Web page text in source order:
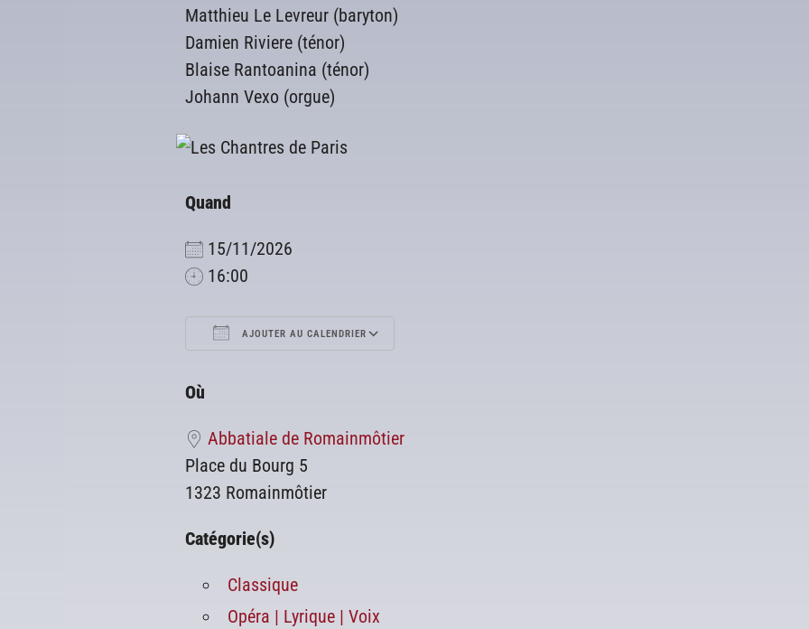
Matthieu Le Levreur (baryton)
Damien Riviere (ténor)
Blaise Rantoanina (ténor)
Johann Vexo (orgue)
Quand
15/11/2026
16:00
AJOUTER AU CALENDRIER
Où
Abbatiale de Romainmôtier
Place du Bourg 5
1323 Romainmôtier
Catégorie(s)
Classique
Opéra | Lyrique | Voix